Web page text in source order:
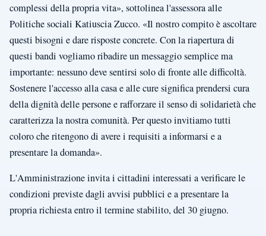
complessi della propria vita», sottolinea l'assessora alle
Politiche sociali Katiuscia Zucco. «Il nostro compito è ascoltare
questi bisogni e dare risposte concrete. Con la riapertura di
questi bandi vogliamo ribadire un messaggio semplice ma
importante: nessuno deve sentirsi solo di fronte alle difficoltà.
Sostenere l'accesso alla casa e alle cure significa prendersi cura
della dignità delle persone e rafforzare il senso di solidarietà che
caratterizza la nostra comunità. Per questo invitiamo tutti
coloro che ritengono di avere i requisiti a informarsi e a
presentare la domanda».
L'Amministrazione invita i cittadini interessati a verificare le
condizioni previste dagli avvisi pubblici e a presentare la
propria richiesta entro il termine stabilito, del 30 giugno.